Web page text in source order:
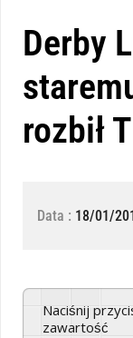
Derby
rozbił
Data : 18/01/
Naciśnij przycisk odtwarzania, aby odsłuchać tę
zawartość